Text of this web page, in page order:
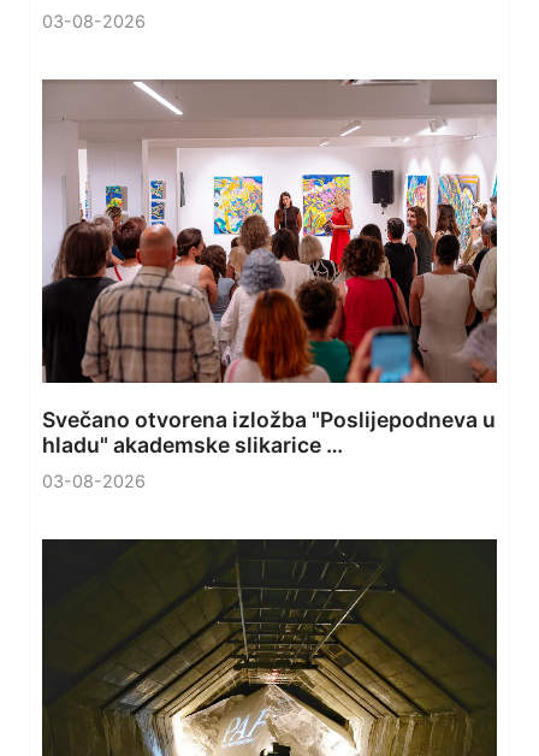
03-08-2026
Svečano otvorena izložba "Poslijepodneva u
hladu" akademske slikarice …
03-08-2026